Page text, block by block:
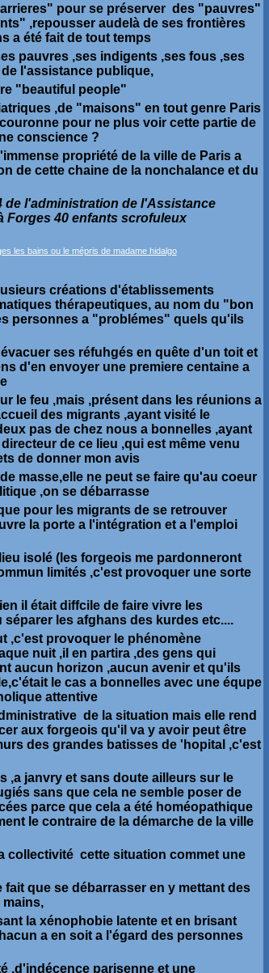
pour se préserver des "pauvres"
,repousser audelà de ses frontières
a été fait de tout temps
pauvres ,ses indigents ,ses fous ,ses
l'assistance publique,
"beautiful people"
,de "maisons" en tout genre Paris
pour ne plus voir cette partie de
conscience ?
propriété de la ville de Paris a
de cette chaine de la nonchalance et du
de l'administration de l'Assistance
Forges 40 enfants scrofuleux
créations d'établissements
thérapeutiques, au nom du "bon
personnes a "problémes" quels qu'ils
ses réfuhgés en quête d'un toit et
d'en envoyer une premiere centaine a
le feu ,mais ,présent dans les réunions a
des migrants ,ayant visité le
pas de chez nous a bonnelles ,ayant
de ce lieu ,qui est même venu
de donner mon avis
masse,elle ne peut se faire qu'au coeur
,on se débarrasse
pour les migrants de se retrouver
la porte a l'intégration et a l'emploi
isolé (les forgeois me pardonneront
limités ,c'est provoquer une sorte
il était diffcile de faire vivre les
les afghans des kurdes etc....
,c'est provoquer le phénomène
nuit ,il en partira ,des gens qui
aucun horizon ,aucun avenir et qu'ils
le cas a bonnelles avec une équpe
attentive
de la situation mais elle rend
aux forgeois qu'il va y avoir peut être
des grandes batisses de 'hopital ,c'est
,a janvry et sans doute ailleurs sur le
sans que cela ne semble poser de
parce que cela a été homéopathique
le contraire de la démarche de la ville
collectivité cette situation commet une
que se débarrasser en y mettant des
la xénophobie latente et en brisant
a en soit a l'égard des personnes
,d'indécence parisenne et une